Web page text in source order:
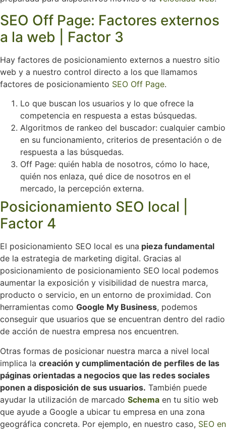
SEO Off Page: Factores externos
a la web | Factor 3
Hay factores de posicionamiento externos a nuestro sitio
web y a nuestro control directo a los que llamamos
factores de posicionamiento SEO Off Page.
Lo que buscan los usuarios y lo que ofrece la
competencia en respuesta a estas búsquedas.
Algoritmos de rankeo del buscador: cualquier cambio
en su funcionamiento, criterios de presentación o de
respuesta a las búsquedas.
Off Page: quién habla de nosotros, cómo lo hace,
quién nos enlaza, qué dice de nosotros en el
mercado, la percepción externa.
Posicionamiento SEO local |
Factor 4
El posicionamiento SEO local es una pieza fundamental
de la estrategia de marketing digital. Gracias al
posicionamiento de posicionamiento SEO local podemos
aumentar la exposición y visibilidad de nuestra marca,
producto o servicio, en un entorno de proximidad. Con
herramientas como Google My Business, podemos
conseguir que usuarios que se encuentran dentro del radio
de acción de nuestra empresa nos encuentren.
Otras formas de posicionar nuestra marca a nivel local
implica la creación y cumplimentación de perfiles de las
páginas orientadas a negocios que las redes sociales
ponen a disposición de sus usuarios. También puede
ayudar la utilización de marcado Schema en tu sitio web
que ayude a Google a ubicar tu empresa en una zona
geográfica concreta. Por ejemplo, en nuestro caso, SEO en